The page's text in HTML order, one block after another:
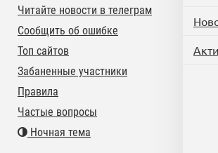
Читайте новости в телеграм
Сообщить об ошибке
Топ сайтов
Забаненные участники
Правила
Частые вопросы
Ночная тема